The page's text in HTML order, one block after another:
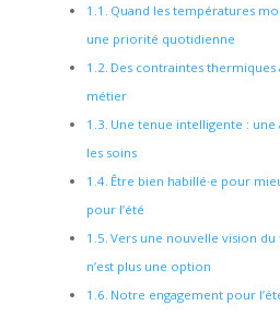
Quand les températures
une priorité quotidienne
Des contraintes thermiques
métier
Une tenue intelligente :
les soins
Être bien habillé·e pour
pour l’été
Vers une nouvelle vision
n’est plus une option
Notre engagement pour